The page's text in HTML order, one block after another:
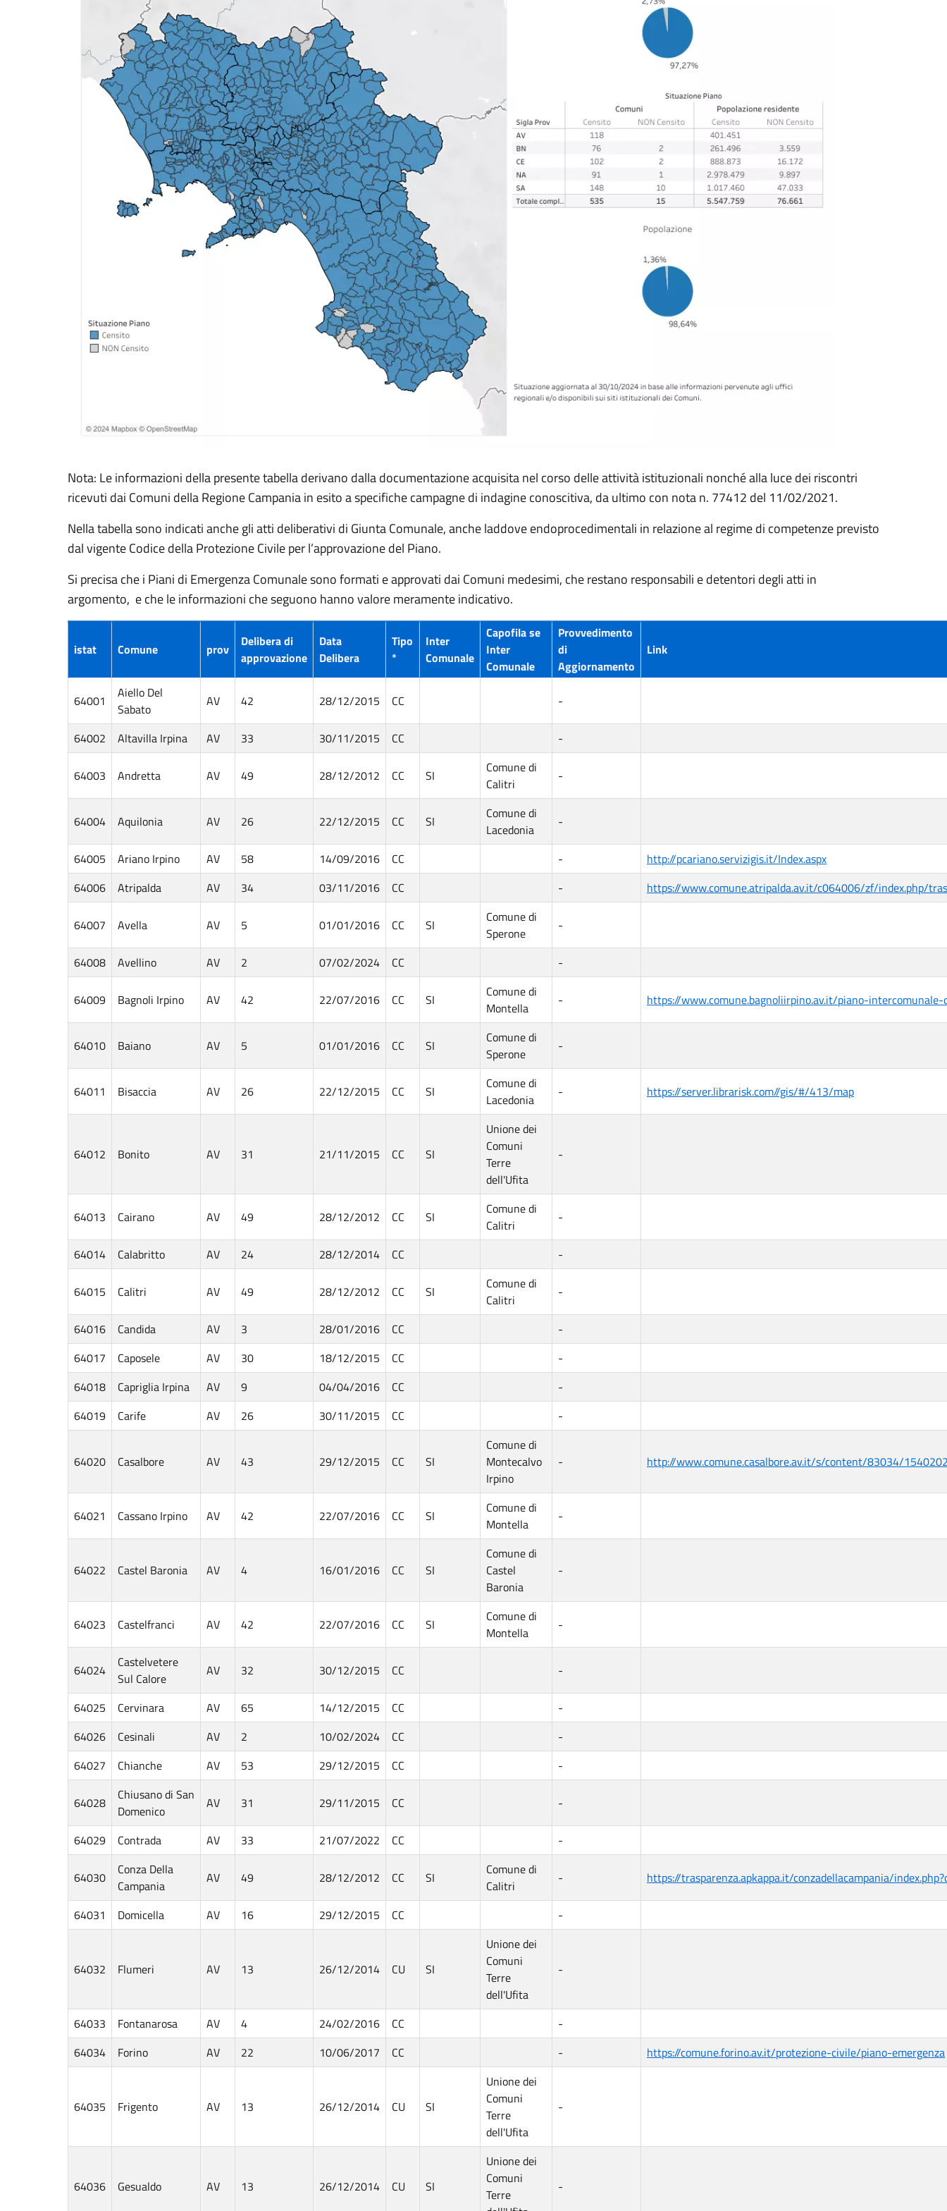
Nota: Le informazioni della presente tabella derivano dalla documentazione acquisita nel corso delle attività istituzionali nonché alla luce dei riscontri
ricevuti dai Comuni della Regione Campania in esito a specifiche campagne di indagine conoscitiva, da ultimo con nota n. 77412 del 11/02/2021.
Nella tabella sono indicati anche gli atti deliberativi di Giunta Comunale, anche laddove endoprocedimentali in relazione al regime di competenze previsto
dal vigente Codice della Protezione Civile per l’approvazione del Piano.
Si precisa che i Piani di Emergenza Comunale sono formati e approvati dai Comuni medesimi, che restano responsabili e detentori degli atti in
argomento, e che le informazioni che seguono hanno valore meramente indicativo.
istat Comune prov
Delibera di
approvazione
Data
Delibera
Tipo
*
Inter
Comunale
Capofila se
Inter
Comunale
Provvedimento
di
Aggiornamento
Link
64001
Aiello Del
Sabato
AV 42 28/12/2015 CC -
64002 Altavilla Irpina AV 33 30/11/2015 CC -
64003 Andretta AV 49 28/12/2012 CC SI
Comune di
Calitri
-
64004 Aquilonia AV 26 22/12/2015 CC SI
Comune di
Lacedonia
-
64005 Ariano Irpino AV 58 14/09/2016 CC -
http://pcariano.servizigis.it/Index.aspx
64006
Atripalda AV 34 03/11/2016 CC - https://www.comune.atripalda.av.it/c064006/zf/index.php/
64007 Avella AV 5 01/01/2016 CC SI
Comune di
Sperone
-
64008 Avellino AV 2 07/02/2024 CC -
64009 Bagnoli Irpino AV 42 22/07/2016 CC SI
Comune di
Montella
- https://www.comune.bagnoliirpino.av.it/piano-
64010 Baiano AV 5 01/01/2016 CC SI
Comune di
Sperone
-
64011 Bisaccia AV 26 22/12/2015 CC SI
Comune di
Lacedonia
- https://server.librarisk.com//gis/#/413/map
64012 Bonito AV 31 21/11/2015 CC SI
Unione dei
Comuni
Terre
dell'Ufita
-
64013 Cairano AV 49 28/12/2012 CC SI
Comune di
Calitri
-
64014 Calabritto AV 24 28/12/2014 CC -
64015 Calitri AV 49 28/12/2012 CC SI
Comune di
Calitri
-
64016 Candida AV 3 28/01/2016 CC
-
64017
Caposele AV 30 18/12/2015 CC
-
64018
Capriglia Irpina AV 9 04/04/2016 CC
-
64019
Carife AV 26 30/11/2015 CC -
64020 Casalbore AV 43 29/12/2015 CC SI
Comune di
Montecalvo
Irpino
- http://www.comune.casalbore.av.it/s/content/83034/
64021 Cassano Irpino AV 42 22/07/2016 CC SI
Comune di
Montella
-
64022 Castel Baronia AV 4 16/01/2016 CC SI
Comune di
Castel
Baronia
-
64023 Castelfranci AV 42 22/07/2016 CC SI
Comune di
Montella
-
64024
Castelvetere
Sul Calore
AV 32 30/12/2015 CC -
64025 Cervinara AV 65 14/12/2015 CC
-
64026
Cesinali AV 2 10/02/2024 CC
-
64027
Chianche AV 53 29/12/2015 CC -
64028
Chiusano di San
Domenico
AV 31 29/11/2015 CC -
64029 Contrada AV 33 21/07/2022 CC -
64030
Conza Della
Campania
AV 49 28/12/2012 CC SI
Comune di
Calitri
- https://trasparenza.apkappa.it/conzadellacampania/
64031 Domicella AV 16 29/12/2015 CC -
64032 Flumeri AV 13 26/12/2014 CU SI
Unione dei
Comuni
Terre
dell'Ufita
-
64033 Fontanarosa AV 4 24/02/2016 CC
-
64034
Forino AV 22 10/06/2017 CC - https://comune.forino.av.it/protezione-civile/piano-emergenza
64035 Frigento AV 13 26/12/2014 CU SI
Unione dei
Comuni
Terre
dell'Ufita
-
64036 Gesualdo AV 13 26/12/2014 CU SI
Unione dei
Comuni
Terre
-